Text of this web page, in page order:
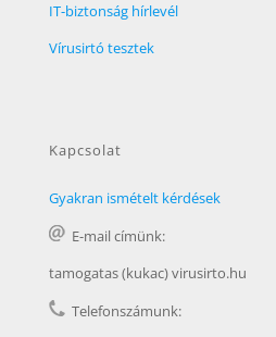
IT-biztonság hírlevél
Vírusirtó tesztek
Kapcsolat
Gyakran ismételt kérdések
E-mail címünk:
tamogatas (kukac) virusirto.hu
Telefonszámunk: